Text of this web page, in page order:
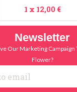
Prezzo
1 x 12,00 €
Newsletter
Our Marketing
Flower?